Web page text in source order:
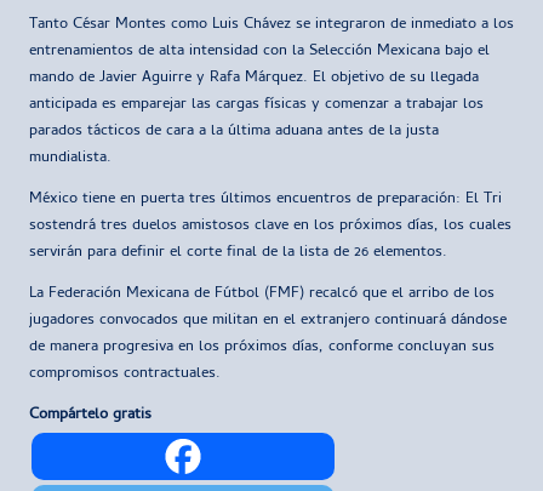
Tanto César Montes como Luis Chávez se integraron de inmediato a los
entrenamientos de alta intensidad con la Selección Mexicana bajo el
mando de Javier Aguirre y Rafa Márquez. El objetivo de su llegada
anticipada es emparejar las cargas físicas y comenzar a trabajar los
parados tácticos de cara a la última aduana antes de la justa
mundialista.
México tiene en puerta tres últimos encuentros de preparación: El Tri
sostendrá tres duelos amistosos clave en los próximos días, los cuales
servirán para definir el corte final de la lista de 26 elementos.
La Federación Mexicana de Fútbol (FMF) recalcó que el arribo de los
jugadores convocados que militan en el extranjero continuará dándose
de manera progresiva en los próximos días, conforme concluyan sus
compromisos contractuales.
Compártelo gratis